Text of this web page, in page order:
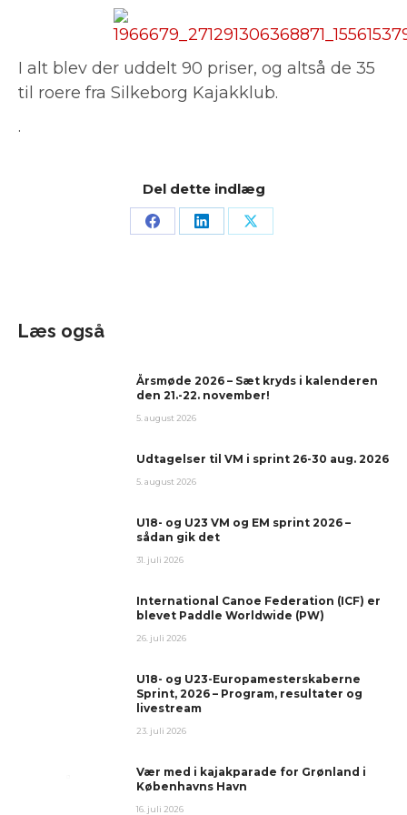
I alt blev der uddelt 90 priser, og altså de 35
til roere fra Silkeborg Kajakklub.
.
Del dette indlæg
Læs også
Årsmøde 2026 – Sæt kryds i kalenderen
den 21.-22. november!
5. august 2026
Udtagelser til VM i sprint 26-30 aug. 2026
5. august 2026
U18- og U23 VM og EM sprint 2026 –
sådan gik det
31. juli 2026
International Canoe Federation (ICF) er
blevet Paddle Worldwide (PW)
26. juli 2026
U18- og U23-Europamesterskaberne
Sprint, 2026 – Program, resultater og
livestream
23. juli 2026
Vær med i kajakparade for Grønland i
Københavns Havn
16. juli 2026